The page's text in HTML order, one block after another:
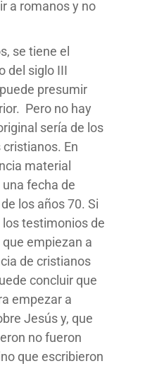
a romanos y no
se tiene el
del siglo III
presumir
Pero no hay
sería de los
En
material
fecha de
los años 70. Si
testimonios de
empiezan a
de cristianos
concluir que
empezar a
Jesús y, que
no fueron
que escribieron